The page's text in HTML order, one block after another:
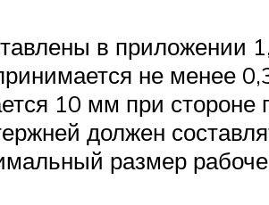
в приложении
не менее
10 мм при
должен
размер